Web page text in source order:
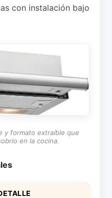
con instalación bajo
y formato extraíble que
en la cocina.